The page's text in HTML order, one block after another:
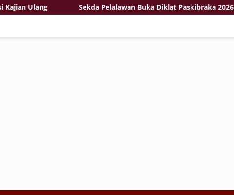
Ulang Sekda Pelalawan Buka Diklat Paskibraka 2026,